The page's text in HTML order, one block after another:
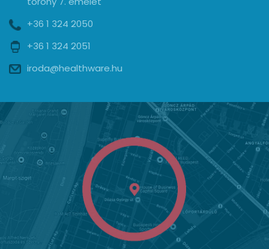
+36 1 324 2050
+36 1 324 2051
iroda@healthware.hu